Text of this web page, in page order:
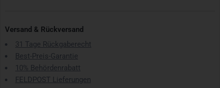
Versand & Rückversand
31 Tage Rückgaberecht
Best-Preis-Garantie
10% Behördenrabatt
FELDPOST Lieferungen